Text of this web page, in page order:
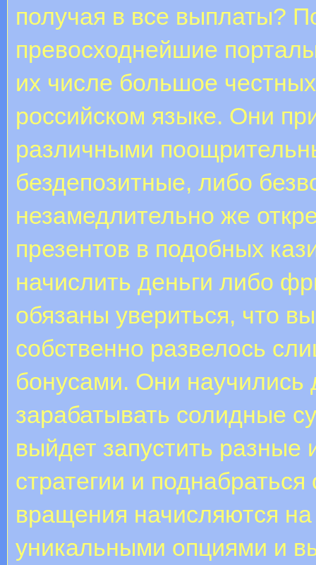
получая в все выплаты?
превосходнейшие
их числе большое
российском языке. Они
различными
бездепозитные, либо
незамедлительно же
презентов в подобных
начислить деньги либо
обязаны увериться, что
собственно развелось
бонусами. Они научились
зарабатывать солидные
выйдет запустить разные
стратегии и
вращения начисляются
уникальными опциями и